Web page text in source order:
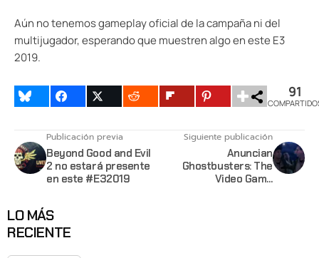
Aún no tenemos gameplay oficial de la campaña ni del
multijugador, esperando que muestren algo en este E3
2019.
91
Publicación previa
Beyond Good and Evil
2 no estará presente
en este #E32019
Siguiente publicación
Anuncian
Ghostbusters: The
Video Game
LO MÁS
RECIENTE